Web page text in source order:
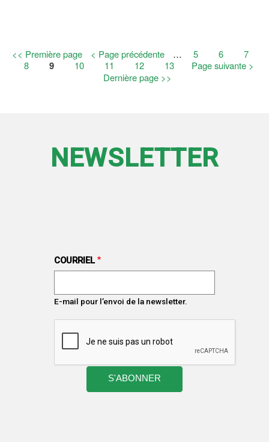
Pagination
Première
page
<< Première page
Page
précédente
< Page précédente … Page
5 Page
6 Page
7
Page
8
Page
9 Page
10 Page
11 Page
12 Page
13
Page
Page suivante >
Dernière
Dernière page >>
NEWSLETTER
COURRIEL
E-mail pour l’envoi de la newsletter.